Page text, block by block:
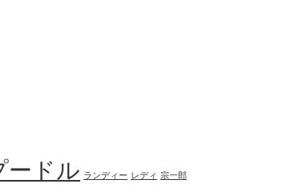
ードル ランディー レディ 宗一郎